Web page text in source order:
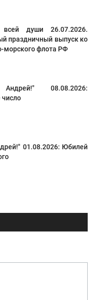
души 26.07.2026.
праздничный выпуск ко
морского флота РФ
08.08.2026:
число
01.08.2026: Юбилей